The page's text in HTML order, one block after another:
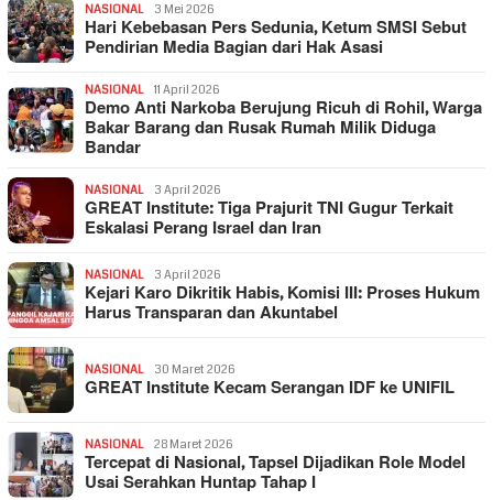
NASIONAL 3 Mei 2026
Hari Kebebasan Pers Sedunia, Ketum SMSI Sebut
Pendirian Media Bagian dari Hak Asasi
NASIONAL 11 April 2026
Demo Anti Narkoba Berujung Ricuh di Rohil, Warga
Bakar Barang dan Rusak Rumah Milik Diduga
Bandar
NASIONAL 3 April 2026
GREAT Institute: Tiga Prajurit TNI Gugur Terkait
Eskalasi Perang Israel dan Iran
NASIONAL 3 April 2026
Kejari Karo Dikritik Habis, Komisi III: Proses Hukum
Harus Transparan dan Akuntabel
NASIONAL 30 Maret 2026
GREAT Institute Kecam Serangan IDF ke UNIFIL
NASIONAL 28 Maret 2026
Tercepat di Nasional, Tapsel Dijadikan Role Model
Usai Serahkan Huntap Tahap I